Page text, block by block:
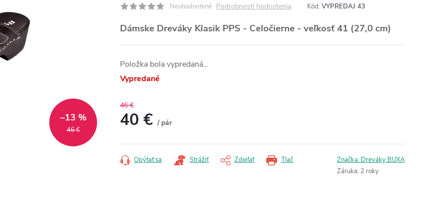
46 €
–13 %
Neohodnotené Podrobnosti hodnotenia Kód: VYPREDAJ 43
Dámske Dreváky Klasik PPS - Celočierne - veľkosť 41 (27,0 cm)
Položka bola vypredaná…
Vypredané
46 €
40 € / pár
cena:
Tlač
Opýtať sa Strážiť Zdieľať Značka: Dreváky BUXA
Záruka: 2 roky